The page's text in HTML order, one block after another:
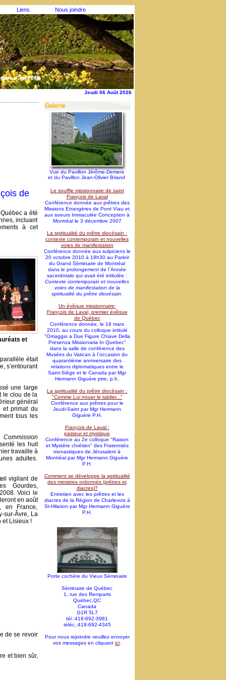
Liens Nous joindre
Jeudi 06 Août 2026
de
a été
incluant
à cet
et
était
s’entourant
une large
le clou de la
général
et primat du
tous les
Commission
les huit
travaille à
adultes.
vigilant de
Gourdes,
Voici le
en août
en France,
sur-Âvre, La
et Lisieux !
de se revoir
et bien sûr,
Galerie
Vue du Pavillon Jérôme-Demers
et du Pavillon Jean-Olivier Briand
Le souffle missionnaire de saint
François de Laval
Conférence donnée aux prêtres des
Missions Etrangères de Pont Viau et
aux soeurs Immaculée Conception à
Montréal le 3 décembre 2007
La spiritualité du prêtre diocésain :
contexte contemporain et nouvelles
voies de manifestation
Conférence donnée aux sulpiciens le
20 octobre 2010 à 19h30 au Parloir
du Grand Séminaire de Montréal
dans le prolongement de l`Année
sacerdotale qui avait été intitulée :
Contexte contemporain et nouvelles
voies de manifestation de la
spiritualité du prêtre diocésain
Un évêque missionnaire:
François de Laval, premier évêque
de Québec
Conférence donnée, le 16 mars
2010, au cours du colloque intitulé
"Omaggio a Due Figure Chiave Della
Presenza Missionaria In Quebec"
dans la salle de conférence des
Musées du Vatican à l`occasion du
quarantième anniversaire des
relations diplomatiques entre le
Saint-Siège et le Canada par Mgr
Hermann Giguère ptre, p.h.
La spiritualité du prêtre diocésain :
"Comme Lui nouer le tablier..."
Conférence aux prêtres pour le
Jeudi-Saint par Mgr Hermann
Giguère P.H.
François de Laval :
pasteur et mystique
Conférence au 2e colloque "Raison
et Mystère chrétien" des Fraternités
monastiques de Jérusalem à
Montréal par Mgr Hermann Giguère
P.H.
Comment se développe la spiritualité
des ministres ordonnés (prêtres et
diacres)?
Entretien avec les prêtres et les
diacres de la Région de Charlevoix à
St-Hilarion par Mgr Hermann Giguère
P.H.
Porte cochère du Vieux Séminaire
Séminaire de Québec
1, rue des Remparts
Québec,QC
Canada
G1R 5L7
tél.:418-692-3981
téléc.:418-692-4345
Pour nous rejoindre veuillez envoyer
vos messages en cliquant ici